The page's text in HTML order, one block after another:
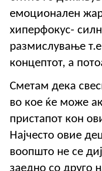
емоционален
хиперфокус-
размислување
концептот, а
Сметам дека
во кое ќе може
пристапот кон
Најчесто овие
воопшто не се
заедно со друго